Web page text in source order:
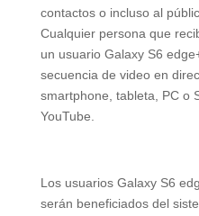
contactos o incluso al
Cualquier persona que
un usuario Galaxy S6
secuencia de video en
smartphone, tableta, PC o
YouTube.
Los usuarios Galaxy S6
serán beneficiados del